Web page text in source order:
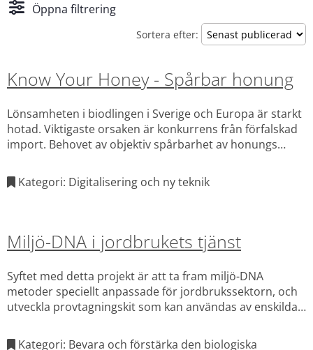
Öppna filtrering
Sortera efter:
Know Your Honey - Spårbar honung
Lönsamheten i biodlingen i Sverige och Europa är starkt
hotad. Viktigaste orsaken är konkurrens från förfalskad
import. Behovet av objektiv spårbarhet av honungs
Honungsanalyser har inte kunnat stoppa fusket.
Kategori: Digitalisering och ny teknik
Miljö-DNA i jordbrukets tjänst
Syftet med detta projekt är att ta fram miljö-DNA
metoder speciellt anpassade för jordbrukssektorn, och
utveckla provtagningskit som kan användas av enskilda
flera olika tillämpningar.
Kategori: Bevara och förstärka den biologiska